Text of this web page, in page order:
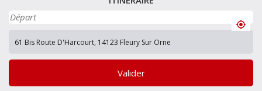
Valider